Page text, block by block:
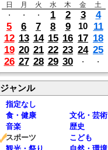
日
月 火 水 木 金
土
・
・ ・ 1 2 3
4
5
6 7 8 9 10
11
12 13 14 15 16 17 18
19 20 21 22 23 24 25
26 27 28 29 30 ・ ・
ジャンル
指定なし
食・健康
文化・芸術
音楽
歴史
スポーツ
こども